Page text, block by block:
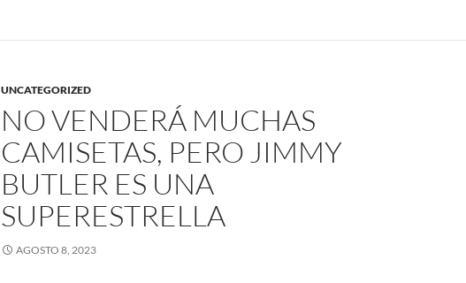
UNCATEGORIZED
NO VENDERÁ MUCHAS
CAMISETAS, PERO JIMMY
BUTLER ES UNA
SUPERESTRELLA
AGOSTO 8, 2023